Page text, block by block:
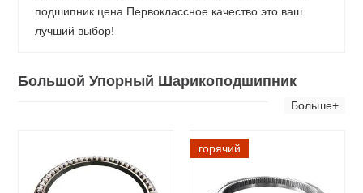
подшипник цена Первоклассное качество это ваш
лучший выбор!
Большой Упорный Шарикоподшипник
Больше+
горячий